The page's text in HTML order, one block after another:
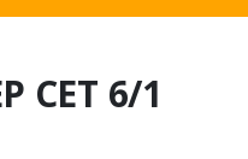
СЕТ 6/1